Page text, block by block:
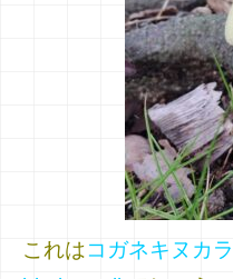
これはコガネキヌカ